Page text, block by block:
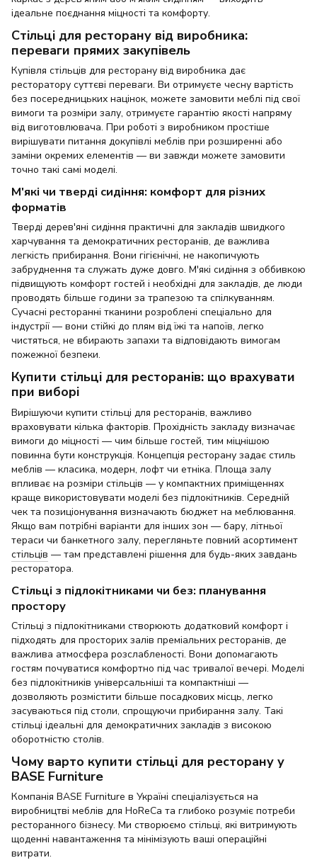
ідеальне поєднання міцності та комфорту.
Стільці для ресторану від виробника:
переваги прямих закупівель
Купівля стільців для ресторану від виробника дає
ресторатору суттєві переваги. Ви отримуєте чесну вартість
без посередницьких націнок, можете замовити меблі під свої
вимоги та розміри залу, отримуєте гарантію якості напряму
від виготовлювача. При роботі з виробником простіше
вирішувати питання докупівлі меблів при розширенні або
заміни окремих елементів — ви завжди можете замовити
точно такі самі моделі.
М'які чи тверді сидіння: комфорт для різних
форматів
Тверді дерев'яні сидіння практичні для закладів швидкого
харчування та демократичних ресторанів, де важлива
легкість прибирання. Вони гігієнічні, не накопичують
забруднення та служать дуже довго. М'які сидіння з оббивкою
підвищують комфорт гостей і необхідні для закладів, де люди
проводять більше години за трапезою та спілкуванням.
Сучасні ресторанні тканини розроблені спеціально для
індустрії — вони стійкі до плям від їжі та напоїв, легко
чистяться, не вбирають запахи та відповідають вимогам
пожежної безпеки.
Купити стільці для ресторанів: що врахувати
при виборі
Вирішуючи купити стільці для ресторанів, важливо
враховувати кілька факторів. Прохідність закладу визначає
вимоги до міцності — чим більше гостей, тим міцнішою
повинна бути конструкція. Концепція ресторану задає стиль
меблів — класика, модерн, лофт чи етніка. Площа залу
впливає на розміри стільців — у компактних приміщеннях
краще використовувати моделі без підлокітників. Середній
чек та позиціонування визначають бюджет на меблювання.
Якщо вам потрібні варіанти для інших зон — бару, літньої
тераси чи банкетного залу, перегляньте повний асортимент
стільців — там представлені рішення для будь-яких завдань
ресторатора.
Стільці з підлокітниками чи без: планування
простору
Стільці з підлокітниками створюють додатковий комфорт і
підходять для просторих залів преміальних ресторанів, де
важлива атмосфера розслабленості. Вони допомагають
гостям почуватися комфортно під час тривалої вечері. Моделі
без підлокітників універсальніші та компактніші —
дозволяють розмістити більше посадкових місць, легко
засуваються під столи, спрощуючи прибирання залу. Такі
стільці ідеальні для демократичних закладів з високою
оборотністю столів.
Чому варто купити стільці для ресторану у
BASE Furniture
Компанія BASE Furniture в Україні спеціалізується на
виробництві меблів для HoReCa та глибоко розуміє потреби
ресторанного бізнесу. Ми створюємо стільці, які витримують
щоденні навантаження та мінімізують ваші операційні
витрати.